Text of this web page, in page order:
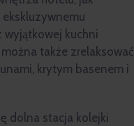
kuchni
także zrelaksować
krytym basenem i
dolna stacja kolejki